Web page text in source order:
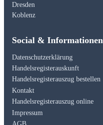
Dresden
Koblenz
Social & Informationen
Datenschutzerklärung
Handelsregisterauskunft
Handelsregisterauszug bestellen
Kontakt
Handelsregisterauszug online
Impressum